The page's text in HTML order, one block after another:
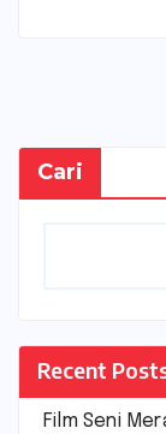
Cari
Recent
Film Seni